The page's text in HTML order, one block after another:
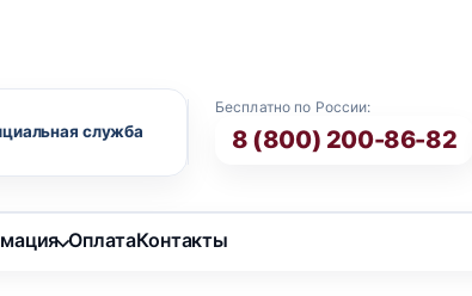
Бесплатно по России:
8 (800) 200-86-82
ОплатаКонтакты